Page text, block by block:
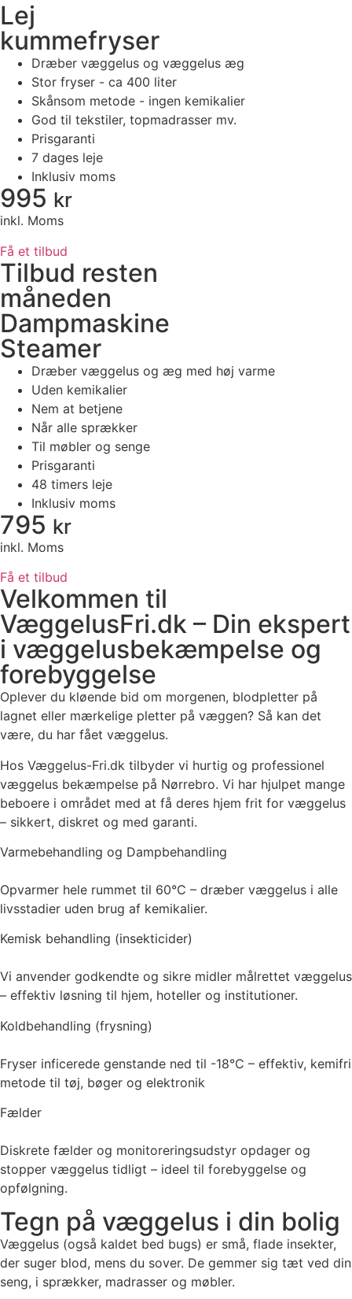
Lej
kummefryser
Dræber væggelus og væggelus æg
Stor fryser - ca 400 liter
Skånsom metode - ingen kemikalier
God til tekstiler, topmadrasser mv.
Prisgaranti
7 dages leje
Inklusiv moms
995 kr
inkl. Moms
Få et tilbud
Tilbud resten
måneden
Dampmaskine
Steamer
Dræber væggelus og æg med høj varme
Uden kemikalier
Nem at betjene
Når alle sprækker
Til møbler og senge
Prisgaranti
48 timers leje
Inklusiv moms
795 kr
inkl. Moms
Få et tilbud
Velkommen til
VæggelusFri.dk – Din ekspert
i væggelusbekæmpelse og
forebyggelse
Oplever du kløende bid om morgenen, blodpletter på
lagnet eller mærkelige pletter på væggen? Så kan det
være, du har fået væggelus.
Hos Væggelus-Fri.dk tilbyder vi hurtig og professionel
væggelus bekæmpelse på Nørrebro. Vi har hjulpet mange
beboere i området med at få deres hjem frit for væggelus
– sikkert, diskret og med garanti.
Varmebehandling og Dampbehandling
Opvarmer hele rummet til 60°C – dræber væggelus i alle
livsstadier uden brug af kemikalier.
Kemisk behandling (insekticider)
Vi anvender godkendte og sikre midler målrettet væggelus
– effektiv løsning til hjem, hoteller og institutioner.
Koldbehandling (frysning)
Fryser inficerede genstande ned til -18°C – effektiv, kemifri
metode til tøj, bøger og elektronik
Fælder
Diskrete fælder og monitoreringsudstyr opdager og
stopper væggelus tidligt – ideel til forebyggelse og
opfølgning.
Tegn på væggelus i din bolig
Væggelus (også kaldet bed bugs) er små, flade insekter,
der suger blod, mens du sover. De gemmer sig tæt ved din
seng, i sprækker, madrasser og møbler.